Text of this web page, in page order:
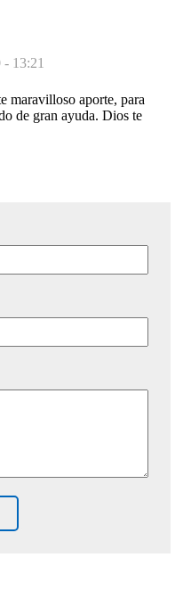
- 13:21
maravilloso aporte, para
de gran ayuda. Dios te